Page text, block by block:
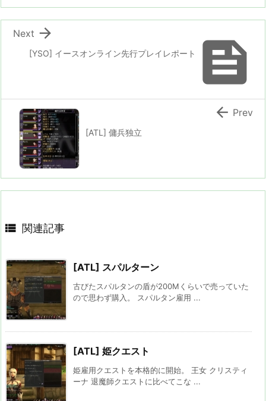

[YSO] イースオンライン先行プレイレポート

Next
[ATL] 傭兵独立
 Prev
 関連記事
[ATL] スパルターン
古びたスパルタンの盾が200Mくらいで売っていた
ので思わず購入。 スパルタン雇用 ...
[ATL] 姫クエスト
姫雇用クエストを本格的に開始。 王女 クリスティ
ーナ 退魔師クエストに比べてこな ...